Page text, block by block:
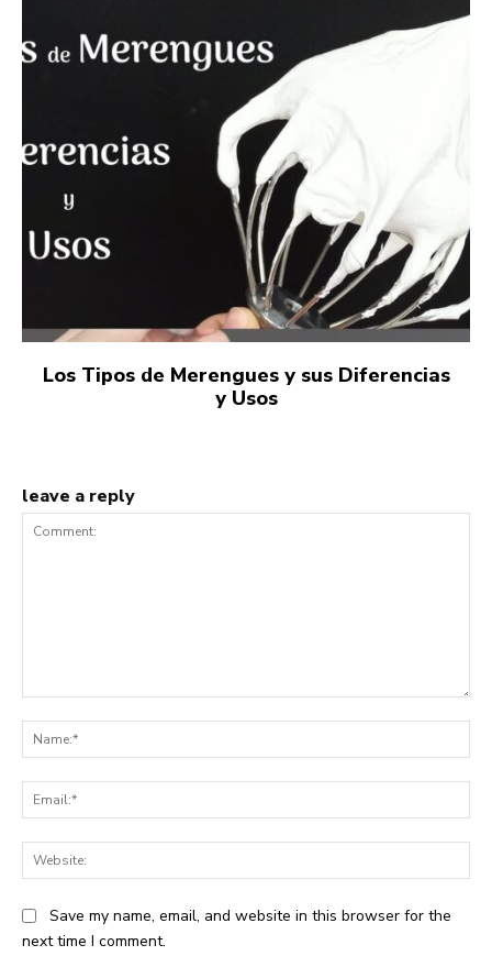
Los Tipos de Merengues y sus Diferencias
y Usos
leave a reply
Save my name, email, and website in this browser for the
next time I comment.